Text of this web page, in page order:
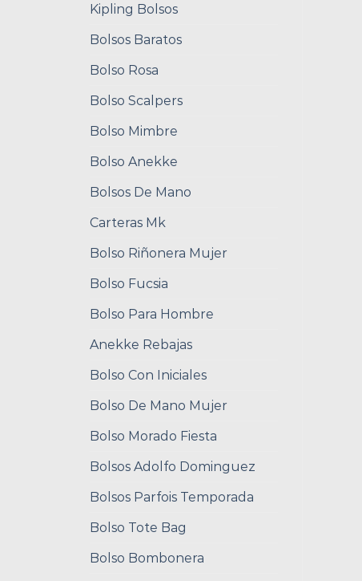
Kipling Bolsos
Bolsos Baratos
Bolso Rosa
Bolso Scalpers
Bolso Mimbre
Bolso Anekke
Bolsos De Mano
Carteras Mk
Bolso Riñonera Mujer
Bolso Fucsia
Bolso Para Hombre
Anekke Rebajas
Bolso Con Iniciales
Bolso De Mano Mujer
Bolso Morado Fiesta
Bolsos Adolfo Dominguez
Bolsos Parfois Temporada
Bolso Tote Bag
Bolso Bombonera